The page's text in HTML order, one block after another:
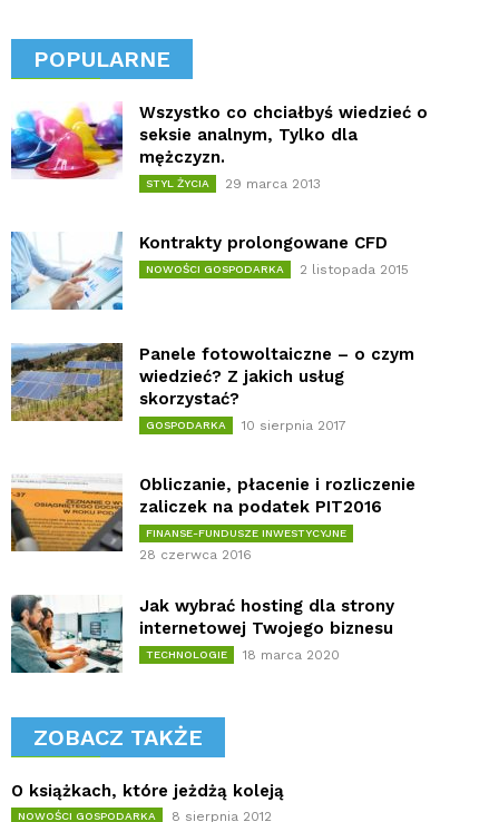
POPULARNE
Wszystko co chciałbyś wiedzieć o
seksie analnym, Tylko dla
mężczyzn.
STYL ŻYCIA 29 marca 2013
Kontrakty prolongowane CFD
NOWOŚCI GOSPODARKA 2 listopada 2015
Panele fotowoltaiczne – o czym
wiedzieć? Z jakich usług
skorzystać?
GOSPODARKA 10 sierpnia 2017
Obliczanie, płacenie i rozliczenie
zaliczek na podatek PIT2016
FINANSE-FUNDUSZE INWESTYCYJNE
28 czerwca 2016
Jak wybrać hosting dla strony
internetowej Twojego biznesu
TECHNOLOGIE 18 marca 2020
ZOBACZ TAKŻE
O książkach, które jeżdżą koleją
NOWOŚCI GOSPODARKA 8 sierpnia 2012